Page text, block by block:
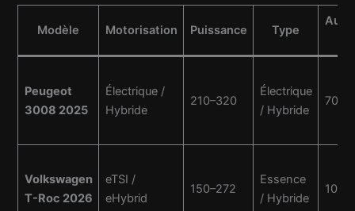
Modèle Motorisation Puissance Type
Peugeot
3008 2025
Électrique /
Hybride
210–320
Électrique
/ Hybride
700
Volkswagen
T-Roc 2026
eTSI /
eHybrid
150–272
Essence
/ Hybride
100